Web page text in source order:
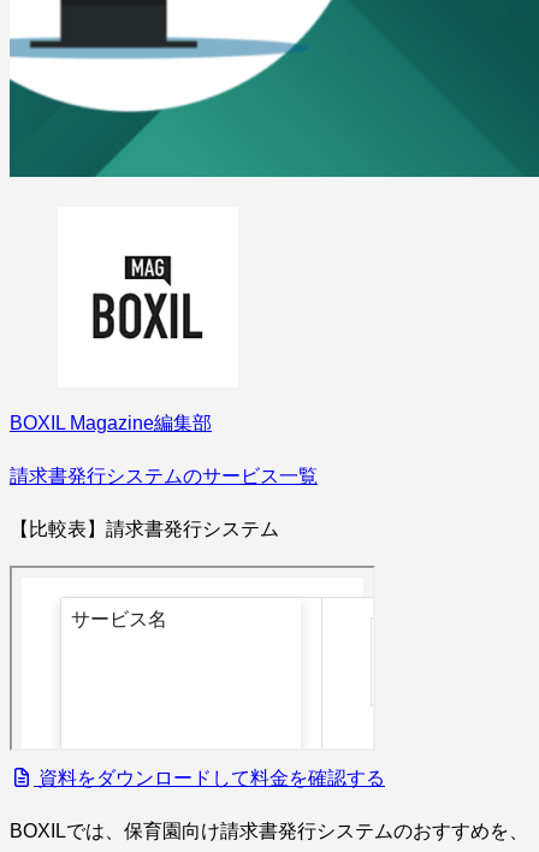
BOXIL Magazine編集部
請求書発行システムのサービス一覧
【比較表】請求書発行システム
資料をダウンロードして料金を確認する
BOXILでは、保育園向け請求書発行システムのおすすめを、